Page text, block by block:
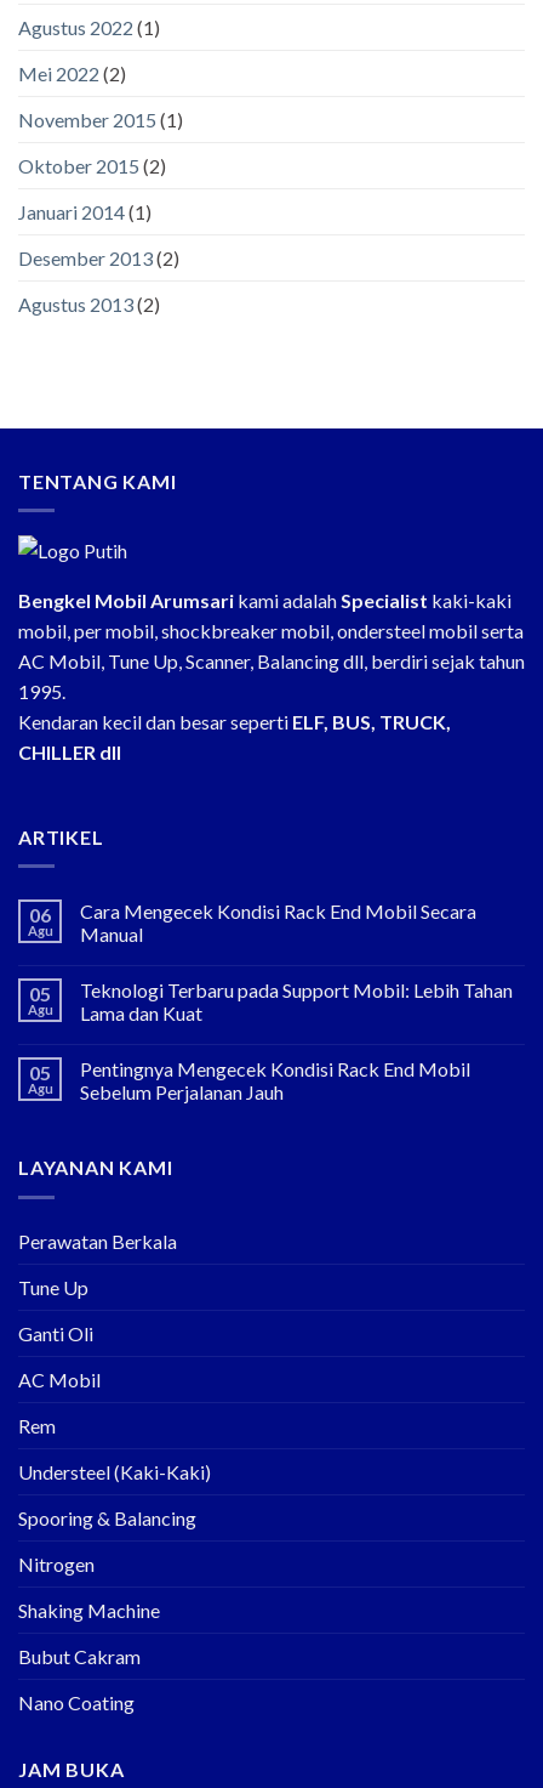
Agustus 2022 (1)
Mei 2022 (2)
November 2015 (1)
Oktober 2015 (2)
Januari 2014(1)
Desember 2013(2)
Agustus 2013(2)
TENTANG KAMI
Bengkel Mobil Arumsari kami adalahSpecialist kaki-kaki
mobil, per mobil, shockbreaker mobil, ondersteel mobil serta
AC Mobil, Tune Up, Scanner, Balancing dll, berdiri sejak tahun
1995.
Kendaran kecil dan besar seperti ELF, BUS, TRUCK,
CHILLER dll
ARTIKEL
06
Agu
Cara Mengecek Kondisi Rack End Mobil Secara
Manual
05
Agu
Teknologi Terbaru pada Support Mobil: Lebih Tahan
Lama dan Kuat
05
Agu
Pentingnya Mengecek Kondisi Rack End Mobil
Sebelum Perjalanan Jauh
LAYANAN KAMI
Perawatan Berkala
Tune Up
Ganti Oli
AC Mobil
Rem
Understeel (Kaki-Kaki)
Spooring & Balancing
Nitrogen
Shaking Machine
Bubut Cakram
Nano Coating
JAM BUKA